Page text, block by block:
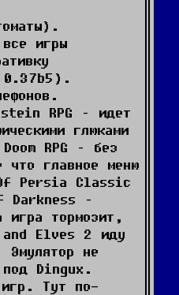
игры
0.37b5).
RPG – идет
глюками
RPG – без
что главное меню
Persia Classic
Darkness –
игра тормозит,
Elves 2 иду
Эмулятор не
Dingux.
игр. Тут по-